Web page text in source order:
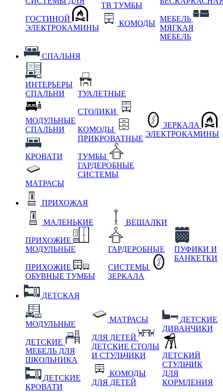
ГОСТИНОЙ
ЭЛЕКТРОКАМИНЫ
ТВ ТУМБЫ
КОМОДЫ
МЕБЕЛЬ
МЯГКАЯ
МЕБЕЛЬ
СПАЛЬНЯ
ИНТЕРЬЕРЫ
СПАЛЬНИ
МОДУЛЬНЫЕ
СПАЛЬНИ
КРОВАТИ
МАТРАСЫ
ТУАЛЕТНЫЕ
СТОЛИКИ
КОМОДЫ
ПРИКРОВАТНЫЕ
ТУМБЫ
ГАРДЕРОБНЫЕ
СИСТЕМЫ
ЗЕРКАЛА
ЭЛЕКТРОКАМИНЫ
ПРИХОЖАЯ
МАЛЕНЬКИЕ
ПРИХОЖИЕ
МОДУЛЬНЫЕ
ПРИХОЖИЕ
ОБУВНЫЕ ТУМБЫ
ВЕШАЛКИ
ГАРДЕРОБНЫЕ
СИСТЕМЫ
ЗЕРКАЛА
ПУФИКИ И
БАНКЕТКИ
ДЕТСКАЯ
МОДУЛЬНЫЕ
ДЕТСКИЕ
МЕБЕЛЬ ДЛЯ
ШКОЛЬНИКА
ДЕТСКИЕ
КРОВАТИ
МАТРАСЫ
ДЛЯ ДЕТЕЙ
ДЕТСКИЕ СТОЛЫ
И СТУЛЬЧИКИ
КОМОДЫ
ДЛЯ ДЕТЕЙ
ДЕТСКИЕ
ДИВАНЧИКИ
ДЕТСКИЙ
СТУЛЬЧИК
ДЛЯ
КОРМЛЕНИЯ